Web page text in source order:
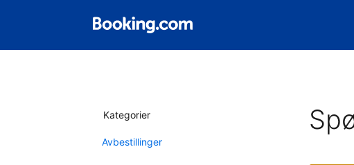
Kategorier
Avbestillinger